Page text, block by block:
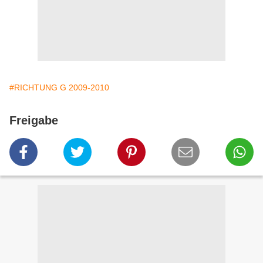
#RICHTUNG G 2009-2010
Freigabe